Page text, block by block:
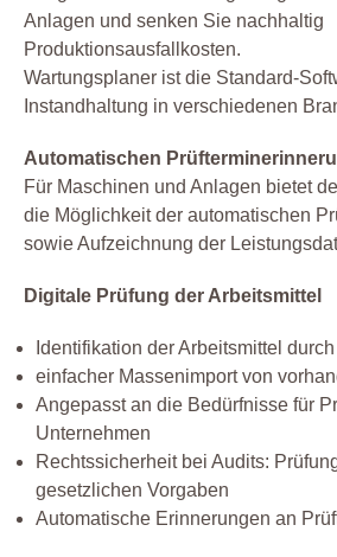
Anlagen und senken Sie nachhaltig
Produktionsausfallkosten.
Wartungsplaner ist die Standard-
Instandhaltung in verschiedenen
Automatischen
Für Maschinen und Anlagen bietet
die Möglichkeit der automatischen
sowie Aufzeichnung der
Digitale Prüfung der Arbeitsmittel
Identifikation der Arbeitsmittel
einfacher Massenimport von
Angepasst an die Bedürfnisse für
Unternehmen
Rechtssicherheit bei Audits:
gesetzlichen Vorgaben
Automatische Erinnerungen an